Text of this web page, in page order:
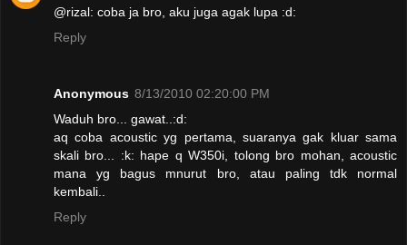
@rizal: coba ja bro, aku juga agak lupa :d:
Reply
Anonymous 8/13/2010 02:20:00 PM
Waduh bro... gawat..:d:
aq coba acoustic yg pertama, suaranya gak kluar sama
skali bro... :k: hape q W350i, tolong bro mohan, acoustic
mana yg bagus mnurut bro, atau paling tdk normal
kembali..
Reply